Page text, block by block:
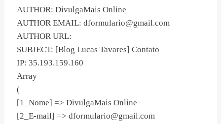
AUTHOR: DivulgaMais Online
AUTHOR EMAIL: dformulario@gmail.com
AUTHOR URL:
SUBJECT: [Blog Lucas Tavares] Contato
IP: 35.193.159.160
Array
(
[1_Nome] => DivulgaMais Online
[2_E-mail] => dformulario@gmail.com